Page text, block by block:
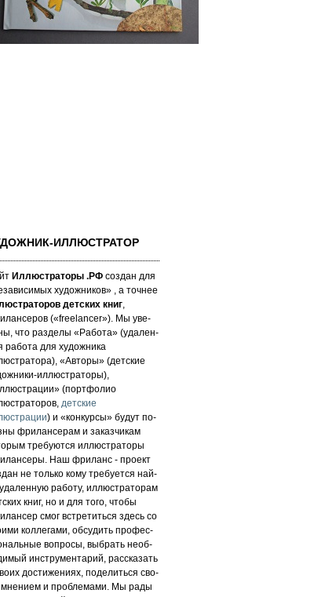
ИЛЛЮСТРАТОР
Иллюстраторы .РФ создан для
ху­дож­ни­ков» , а точнее
детских книг,
(«fre­elan­cer»). Мы уве­
что раз­де­лы «Работа» (уда­лен­
работа для художника
«Авторы» (детские
иллюстраторы),
(портфолио
детские
) и «кон­кур­сы» бу­дут по­
фри­лан­се­рам и за­каз­чи­кам
требуются иллюстраторы
Наш фри­ланс - про­ект
не толь­ко кому требуется най­
ра­бо­ту, иллюстраторам
книг, но и для то­го, что­бы
смог встре­тить­ся здесь со
кол­ле­га­ми, об­су­дить про­фес­
воп­ро­сы, выб­рать не­об­
инс­тру­мен­та­рий, расс­ка­зать
дос­ти­же­ни­ях, по­де­лить­ся сво­
и проб­ле­ма­ми. Мы рады